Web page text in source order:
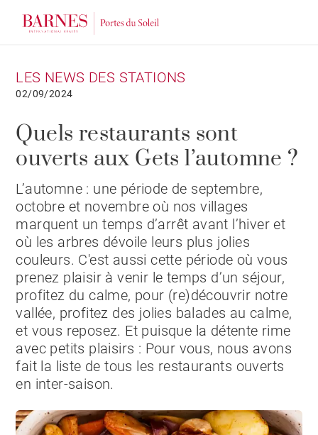
LES NEWS DES STATIONS
02/09/2024
Quels restaurants sont
ouverts aux Gets l’automne ?
L’automne : une période de septembre,
octobre et novembre où nos villages
marquent un temps d’arrêt avant l’hiver et
où les arbres dévoile leurs plus jolies
couleurs. C'est aussi cette période où vous
prenez plaisir à venir le temps d’un séjour,
profitez du calme, pour (re)découvrir notre
vallée, profitez des jolies balades au calme,
et vous reposez. Et puisque la détente rime
avec petits plaisirs : Pour vous, nous avons
fait la liste de tous les restaurants ouverts
en inter-saison.